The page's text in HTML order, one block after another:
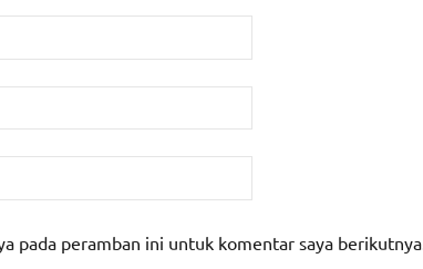
pada peramban ini untuk komentar saya berikutnya.